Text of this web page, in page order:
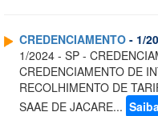
CREDENCIAMENTO - 1/
1/2024 - SP -
CREDENCIAMENTO DE
RECOLHIMENTO DE
SAAE DE JACARE...